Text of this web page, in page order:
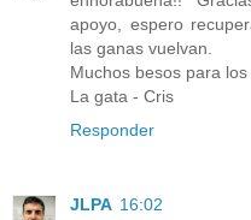
apoyo, espero
las ganas vuelvan.
Muchos besos para los
La gata - Cris
Responder
JLPA 16:02